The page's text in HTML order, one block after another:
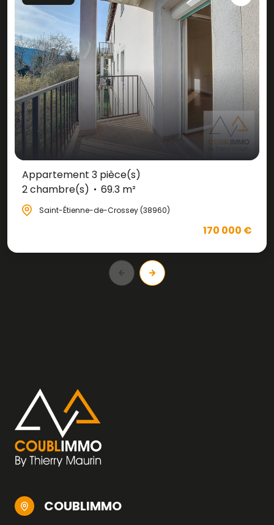
Appartement 3 pièce(s)
2 chambre(s)
69.3 m²
Saint-Étienne-de-Crossey (38960)
170 000 €
COUBLIMMO